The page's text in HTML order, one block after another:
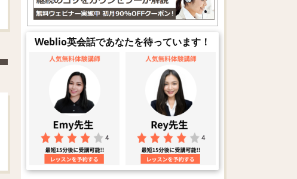
Weblio英会話であなたを待っています！